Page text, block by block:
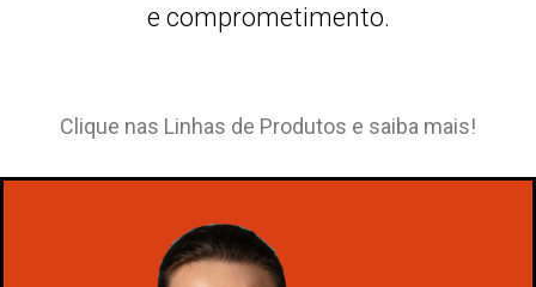
e comprometimento.
Clique nas Linhas de Produtos e saiba mais!